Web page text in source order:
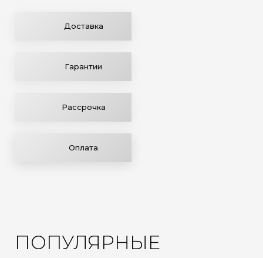
Рассрочка
Оплата
Гарантии
Доставка
ПОПУЛЯРНЫЕ